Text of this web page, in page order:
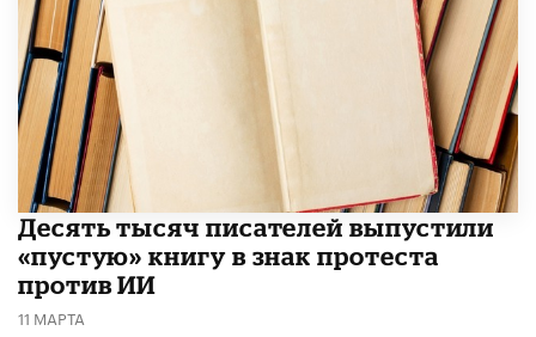
Десять тысяч писателей выпустили
«пустую» книгу в знак протеста
против ИИ
11 МАРТА